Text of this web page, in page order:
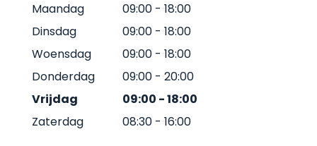
Maandag
09:00 - 18:00
Dinsdag
09:00 - 18:00
Woensdag
09:00 - 18:00
Donderdag
09:00 - 20:00
Vrijdag
09:00 -18:00
Zaterdag
08:30 - 16:00